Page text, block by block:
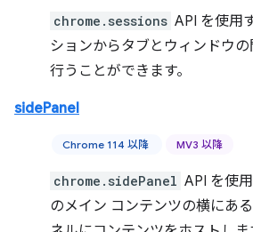
chrome.sessions API を使用
ションからタブとウィンドウ
行うことができます。
sidePanel
Chrome 114 以降 MV3 以降
chrome.sidePanel API を使
のメイン コンテンツの横にあ